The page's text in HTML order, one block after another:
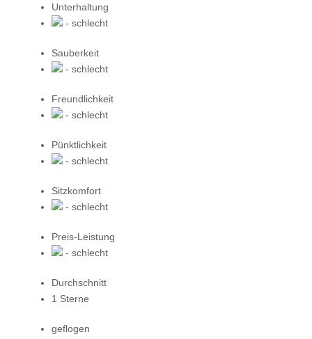
Unterhaltung
- schlecht
Sauberkeit
- schlecht
Freundlichkeit
- schlecht
Pünktlichkeit
- schlecht
Sitzkomfort
- schlecht
Preis-Leistung
- schlecht
Durchschnitt
1 Sterne
geflogen